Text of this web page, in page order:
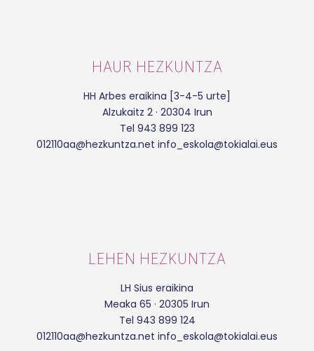
HAUR HEZKUNTZA
HH Arbes eraikina [3-4-5 urte]
Alzukaitz 2 · 20304 Irun
Tel 943 899 123
012110aa@hezkuntza.net info_eskola@tokialai.eus
LEHEN HEZKUNTZA
LH Sius eraikina
Meaka 65 · 20305 Irun
Tel 943 899 124
012110aa@hezkuntza.net info_eskola@tokialai.eus